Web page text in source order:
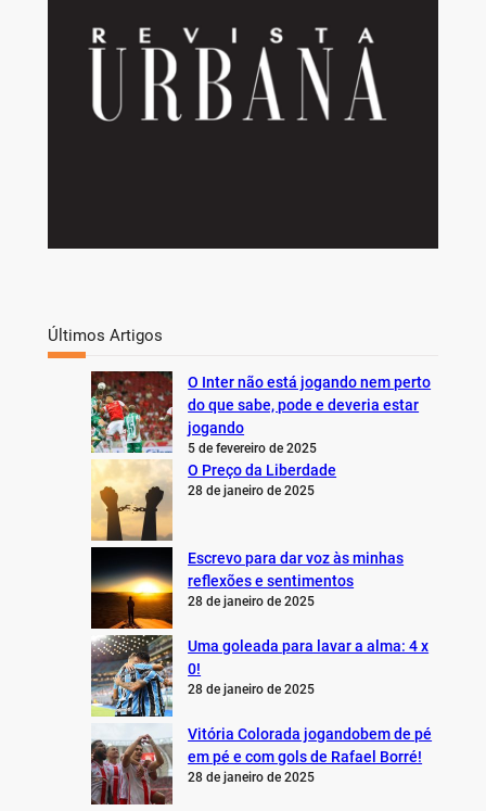
Últimos Artigos
O Inter não está jogando nem perto
do que sabe, pode e deveria estar
jogando
5 de fevereiro de 2025
O Preço da Liberdade
28 de janeiro de 2025
Escrevo para dar voz às minhas
reflexões e sentimentos
28 de janeiro de 2025
Uma goleada para lavar a alma: 4 x
0!
28 de janeiro de 2025
Vitória Colorada jogandobem de pé
em pé e com gols de Rafael Borré!
28 de janeiro de 2025